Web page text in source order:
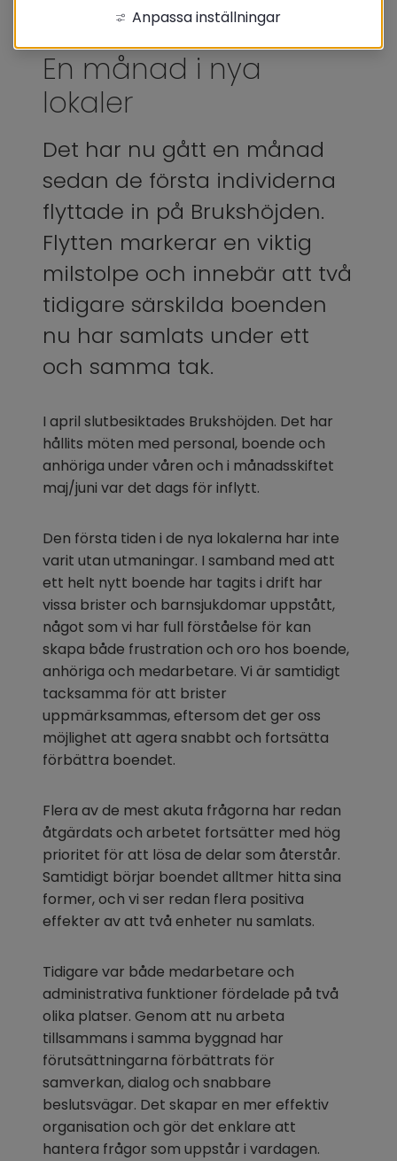
En månad i nya
lokaler
Det har nu gått en månad
sedan de första individerna
flyttade in på Brukshöjden.
Flytten markerar en viktig
milstolpe och innebär att två
tidigare särskilda boenden
nu har samlats under ett
och samma tak.
I april slutbesiktades Brukshöjden. Det har
hållits möten med personal, boende och
anhöriga under våren och i månadsskiftet
maj/juni var det dags för inflytt.
Den första tiden i de nya lokalerna har inte
varit utan utmaningar. I samband med att
ett helt nytt boende har tagits i drift har
vissa brister och barnsjukdomar uppstått,
något som vi har full förståelse för kan
skapa både frustration och oro hos boende,
anhöriga och medarbetare. Vi är samtidigt
tacksamma för att brister
uppmärksammas, eftersom det ger oss
möjlighet att agera snabbt och fortsätta
förbättra boendet.
Flera av de mest akuta frågorna har redan
åtgärdats och arbetet fortsätter med hög
prioritet för att lösa de delar som återstår.
Samtidigt börjar boendet alltmer hitta sina
former, och vi ser redan flera positiva
effekter av att två enheter nu samlats.
Tidigare var både medarbetare och
administrativa funktioner fördelade på två
olika platser. Genom att nu arbeta
tillsammans i samma byggnad har
förutsättningarna förbättrats för
samverkan, dialog och snabbare
beslutsvägar. Det skapar en mer effektiv
organisation och gör det enklare att
hantera frågor som uppstår i vardagen.
Anpassa inställningar